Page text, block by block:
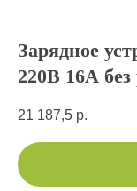
Зарядное
220В 16А
21 187,5 р.